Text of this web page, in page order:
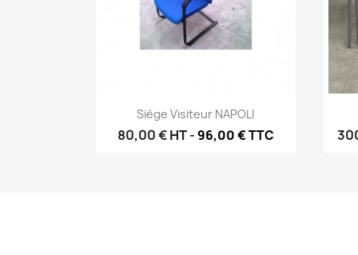
Aperçu rapide
Siège Visiteur NAPOLI
80,00 €HT-96,00 € TTC